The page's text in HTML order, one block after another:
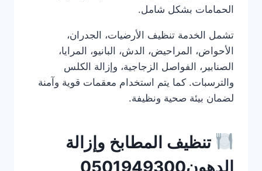
الحمامات بشكل شامل.
تشمل الخدمة تنظيف الأرضيات، الجدران،
الأحواض، المراحيض، الدش، البانيو، المرايا،
الصنابير، الفواصل الزجاجية، وإزالة الكلس
والترسبات. كما يتم استخدام معقمات قوية وآمنة
لضمان بيئة صحية ونظيفة.
تنظيف المطابخ وإزالة
الدهون0501949300